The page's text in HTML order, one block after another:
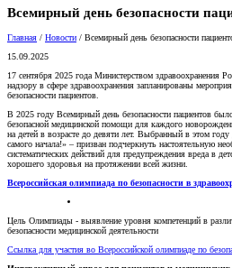
Всемирный день безопасности
Главная / Новости / Всемирный день безопасности
15.09.2025
17 сентября 2025 года Министерством здравоохранения
надзору в сфере здравоохранения запланированы
безопасности пациентов.
В 2025 году Всемирный день безопасности пациентов
безопасной медицинской помощи для каждого
на детей в возрасте до девяти лет. Выбранный в этом году
самого начала!» – призван подчеркнуть настоятельную
систематических действий для предупреждения вреда в
хорошего здоровья на протяжении всей жизни.
Всероссийская олимпиада по безопасности в
Цель Олимпиады - выявление уровня компетенций в
безопасности медицинской деятельности
Ссылка для участия во Всероссийской олимпиаде по